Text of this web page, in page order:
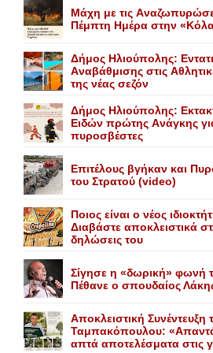
Mάχη με τις
Πέμπτη Hμέρα στην
Δήμος Ηλιούπολης:
Aναβάθμισης στις
της νέας σεζόν
Δήμος Ηλιούπολης:
Eιδών πρώτης Aνάγκης
πυροσβέστες
Επιτέλους βγήκαν και
του Στρατού (video)
Ποιος είναι ο νέος
Διαβάστε αποκλειστικά
δηλώσεις του
Σίγησε η «δωρική» φωνή
Πέθανε o σπουδαίος
Αποκλειστική Συνέντευξη
Ταμπακόπουλου:
απτά αποτελέσματα στις